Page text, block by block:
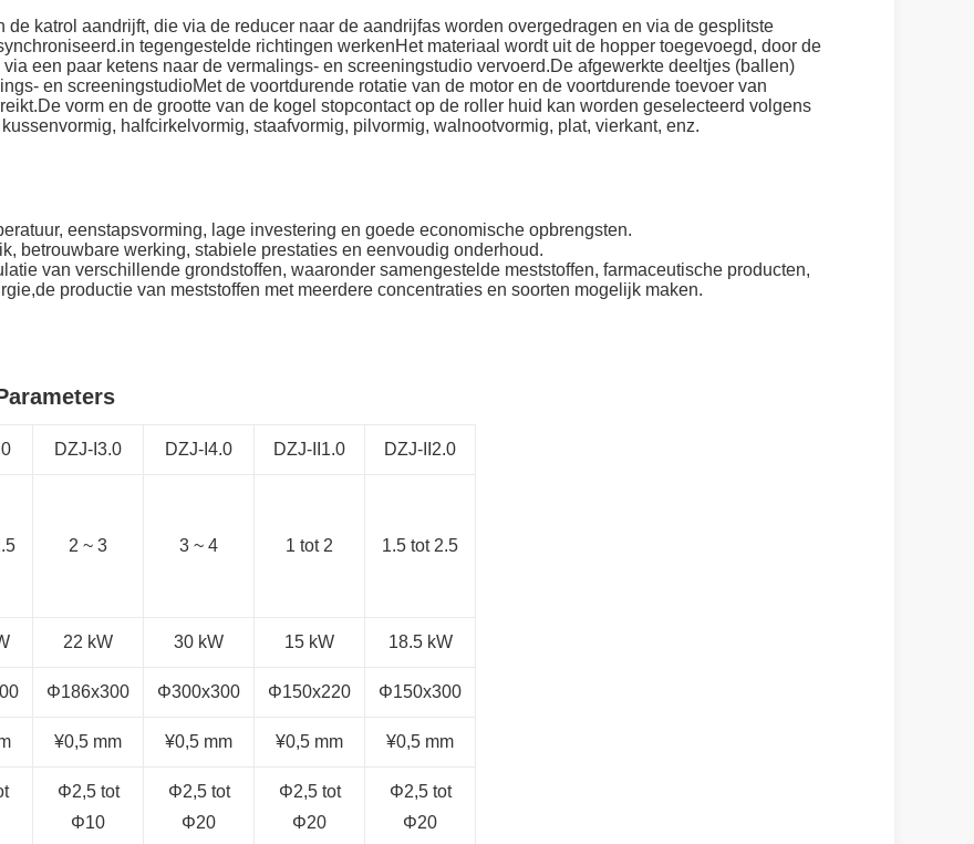
katrol aandrijft, die via de reducer naar de aandrijfas worden overgedragen en via de gesplitste
tegengestelde richtingen werkenHet materiaal wordt uit de hopper toegevoegd, door de
een paar ketens naar de vermalings- en screeningstudio vervoerd.De afgewerkte deeltjes (ballen)
en screeningstudioMet de voortdurende rotatie van de motor en de voortdurende toevoer van
vorm en de grootte van de kogel stopcontact op de roller huid kan worden geselecteerd volgens
halfcirkelvormig, staafvormig, pilvormig, walnootvormig, plat, vierkant, enz.
eenstapsvorming, lage investering en goede economische opbrengsten.
betrouwbare werking, stabiele prestaties en eenvoudig onderhoud.
van verschillende grondstoffen, waaronder samengestelde meststoffen, farmaceutische producten,
productie van meststoffen met meerdere concentraties en soorten mogelijk maken.
DZJ-I3.0 DZJ-I4.0 DZJ-II1.0 DZJ-II2.0
2 ~ 3 3 ~ 4 1 tot 2 1.5 tot 2.5
22 kW 30 kW 15 kW 18.5 kW
Φ186x300 Φ300x300 Φ150x220 Φ150x300
¥0,5 mm ¥0,5 mm ¥0,5 mm ¥0,5 mm
Φ2,5 tot
Φ10
Φ2,5 tot
Φ20
Φ2,5 tot
Φ20
Φ2,5 tot
Φ20